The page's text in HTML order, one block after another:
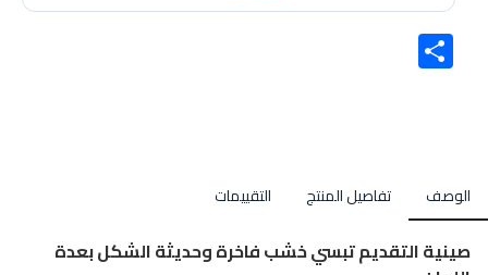
Share
الوصف تفاصيل المنتج التقييمات
صينية التقديم تبسي خشب فاخرة وحديثة الشكل بعدة